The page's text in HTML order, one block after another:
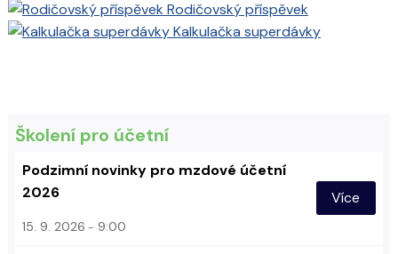
Rodičovský příspěvek
Kalkulačka superdávky
Školení pro účetní
Podzimní novinky pro mzdové účetní
2026
15. 9. 2026 9:00
Více